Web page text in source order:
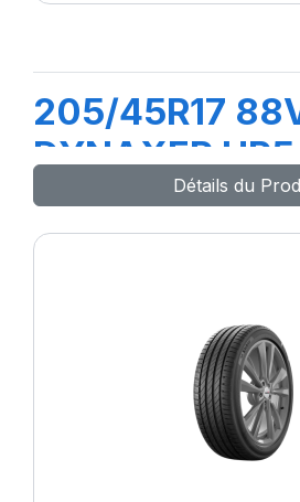
205/45R17
DYNAXER HP5
Détails du